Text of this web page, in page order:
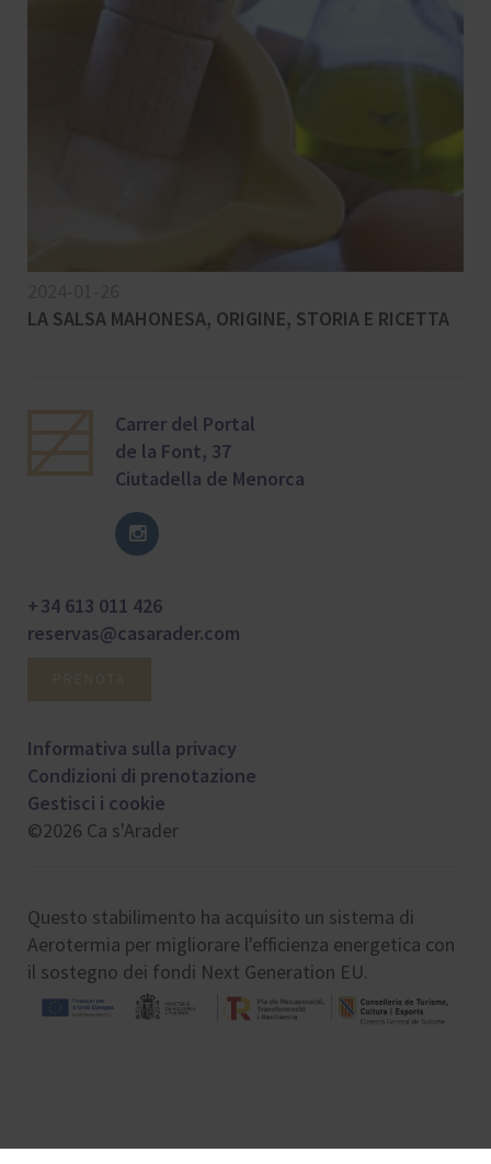
LA SALSA MAHONESA, ORIGINE, STORIA E RICETTA
Carrer del Portal
de la Font, 37
Ciutadella de Menorca
+ 34 613 011 426
reservas@casarader.com
Informativa sulla privacy
Condizioni di prenotazione
Gestisci i cookie
©2026 Ca s'Arader
Questo stabilimento ha acquisito un sistema di
Aerotermia per migliorare l'efficienza energetica con
il sostegno dei fondi Next Generation EU.